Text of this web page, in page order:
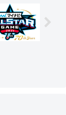
ら、デマでもな